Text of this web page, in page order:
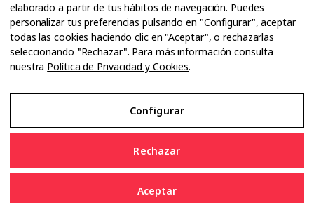
Guías
Dossier
Anuarios
Ofertas de empleo
elaborado a partir de tus hábitos de navegación. Puedes
personalizar tus preferencias pulsando en "Configurar", aceptar
todas las cookies haciendo clic en "Aceptar", o rechazarlas
seleccionando "Rechazar". Para más información consulta
nuestra Política de Privacidad y Cookies.
Configurar
Rechazar
Aceptar
Aviso Legal
Política de Privacidad y Cookies
Configurar